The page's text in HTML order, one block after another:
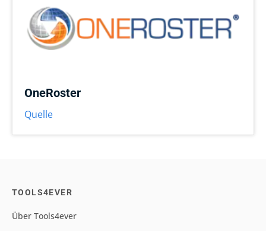
OneRoster
Quelle
TOOLS4EVER
Über Tools4ever